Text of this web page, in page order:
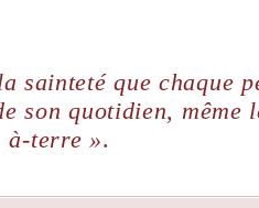
sainteté que chaque
son quotidien, même
à-terre ».